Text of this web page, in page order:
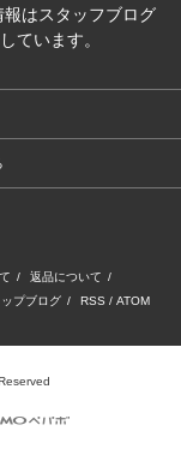
はスタッフブログ
ています。
/ 返品について /
ップブログ / RSS / ATOM